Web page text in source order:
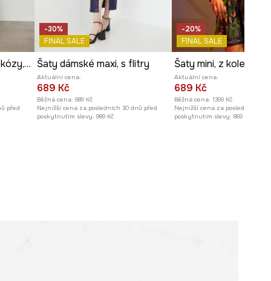
Šaty dámské midi, z viskózy, se vzorem
před
-30%
FINAL SALE
Šaty dámské maxi, s flitry
Aktuální cena:
689 Kč
Běžná cena: 989 Kč
Nejnižší cena za posledních 30 dnů před
poskytnutím slevy: 989 Kč
-20%
FINAL SALE
Aktuální cena:
689 Kč
Běžná cena: 1399 Kč
Nejnižší cena za posledních 30
poskytnutím slevy: 869 Kč